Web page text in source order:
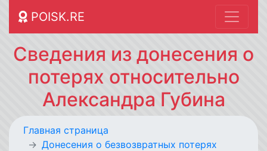
POISK.RE
Сведения из донесения о
потерях относительно
Александра Губина
Главная страница
Донесения о безвозвратных потерях